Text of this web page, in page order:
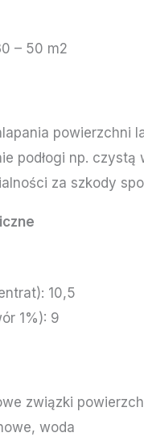
– 50 m2
powierzchni
podłogi np.
za szkody
10,5
1%): 9
związki
woda